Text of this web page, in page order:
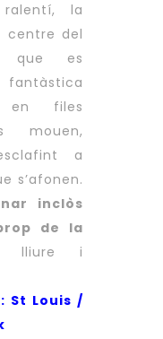
la
centre del
que es
en files
mouen,
a
s’afonen.
inclòs
de la
lliure i
St Louis /